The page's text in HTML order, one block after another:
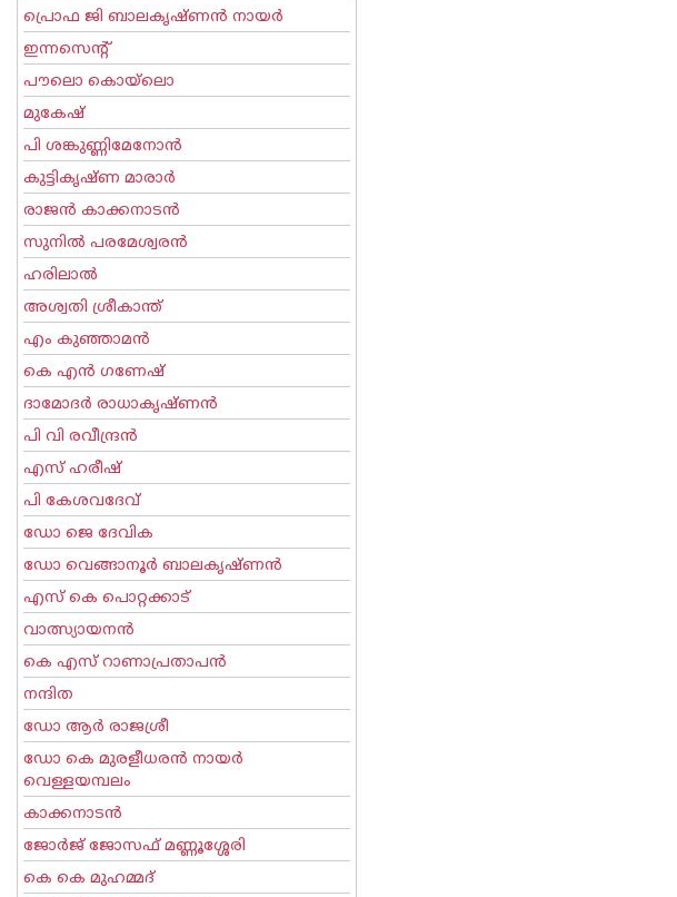
പ്രൊഫ ജി ബാലകൃഷ്ണന്‍ നായര്‍
ഇന്നസെന്റ്‌
പൗലൊ കൊയ്ലൊ
മുകേഷ്
പി ശങ്കുണ്ണിമേനോന്‍
കുട്ടികൃഷ്ണ മാരാര്‍
രാജന്‍ കാക്കനാടന്‍
സുനില്‍ പരമേശ്വരന്‍
ഹരിലാല്‍
അശ്വതി ശ്രീകാന്ത്
എം കുഞ്ഞാമന്‍
കെ എന്‍ ഗണേഷ്
ദാമോദർ രാധാകൃഷ്ണൻ
പി വി രവീന്ദ്രന്‍
എസ് ഹരീഷ്
പി കേശവദേവ്‌
ഡോ ജെ ദേവിക
ഡോ വെങ്ങാനൂര്‍ ബാലകൃഷ്ണന്‍
എസ്‌ കെ പൊറ്റക്കാട്‌
വാത്സ്യായനന്‍
കെ എസ് റാണാപ്രതാപന്‍
നന്ദിത
ഡോ ആര്‍ രാജശ്രീ
ഡോ കെ മുരളീധരന്‍ നായര്‍
വെള്ളയമ്പലം
കാക്കനാടന്‍
ജോര്‍ജ് ജോസഫ് മണ്ണൂശ്ശേരി
കെ കെ മുഹമ്മദ്